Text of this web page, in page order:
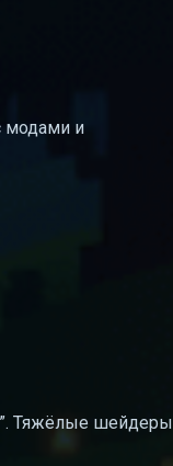
модами и
Тяжёлые шейдеры